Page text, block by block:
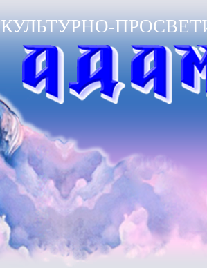
КУЛЬТУРНО-